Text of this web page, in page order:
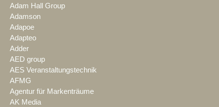
Adam Hall Group
Adamson
Adapoe
Adapteo
Adder
AED group
AES Veranstaltungstechnik
AFMG
Agentur für Markenträume
AK Media